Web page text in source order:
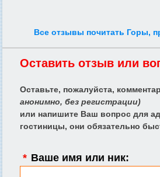
Все отзывы почитать Горы,
Оставить отзыв или
Оставьте, пожалуйста,
анонимно, без регистрации)
или напишите Ваш вопрос для
гостиницы, они обязательно
* Ваше имя или ник: